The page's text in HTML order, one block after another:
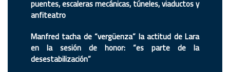
puentes, escaleras mecánicas, túneles, viaductos y
anfiteatro
Manfred tacha de “vergüenza” la actitud de Lara
en la sesión de honor: “es parte de la
desestabilización”